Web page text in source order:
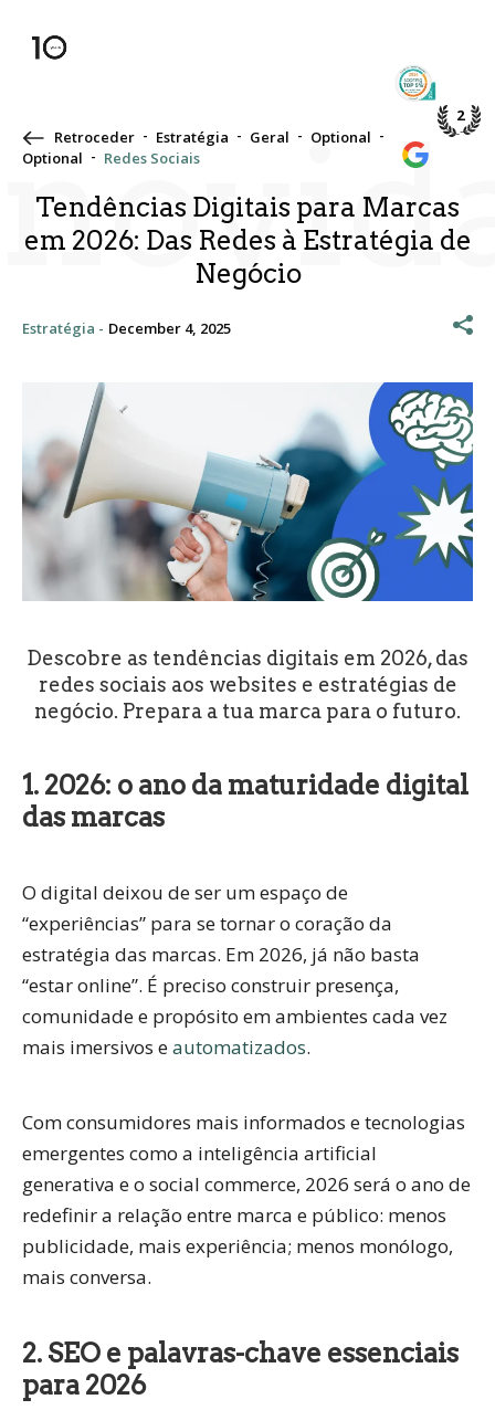
2
Retroceder Estratégia Geral
Optional
Optional
Redes Sociais
Tendências Digitais para Marcas
em 2026: Das Redes à Estratégia de
Negócio
Estratégia - December 4, 2025
Descobre as tendências digitais em 2026, das
redes sociais aos websites e estratégias de
negócio. Prepara a tua marca para o futuro.
1. 2026: o ano da maturidade digital
das marcas
O digital deixou de ser um espaço de
“experiências” para se tornar o coração da
estratégia das marcas. Em 2026, já não basta
“estar online”. É preciso construir presença,
comunidade e propósito em ambientes cada vez
mais imersivos eautomatizados.
Com consumidores mais informados e tecnologias
emergentes como a inteligência artificial
generativa e o social commerce, 2026 será o ano de
redefinir a relação entre marca e público: menos
publicidade, mais experiência; menos monólogo,
mais conversa.
2. SEO e palavras-chave essenciais
para 2026